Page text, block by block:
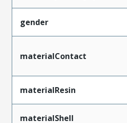
gender
materialContact
materialResin
materialShell